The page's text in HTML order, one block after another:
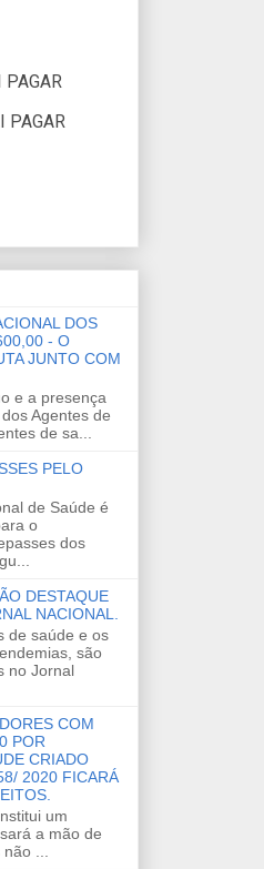
DOS
- O
JUNTO COM
e a presença
Agentes de
de sa...
PELO
de Saúde é
o
dos
DESTAQUE
NACIONAL.
de saúde e os
são
no Jornal
COM
POR
CRIADO
2020 FICARÁ
um
a mão de
...